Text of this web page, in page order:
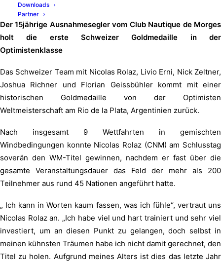
Downloads
Partner
Der 15jährige Ausnahmesegler vom Club Nautique de Morges
holt die erste Schweizer Goldmedaille in der
Optimistenklasse
Das Schweizer Team mit Nicolas Rolaz, Livio Erni, Nick Zeltner,
Joshua Richner und Florian Geissbühler kommt mit einer
historischen Goldmedaille von der Optimisten
Weltmeisterschaft am Rio de la Plata, Argentinien zurück.
Nach insgesamt 9 Wettfahrten in gemischten
Windbedingungen konnte Nicolas Rolaz (CNM) am Schlusstag
soverän den WM-Titel gewinnen, nachdem er fast über die
gesamte Veranstaltungsdauer das Feld der mehr als 200
Teilnehmer aus rund 45 Nationen angeführt hatte.
„ Ich kann in Worten kaum fassen, was ich fühle“, vertraut uns
Nicolas Rolaz an. „Ich habe viel und hart trainiert und sehr viel
investiert, um an diesen Punkt zu gelangen, doch selbst in
meinen kühnsten Träumen habe ich nicht damit gerechnet, den
Titel zu holen. Aufgrund meines Alters ist dies das letzte Jahr